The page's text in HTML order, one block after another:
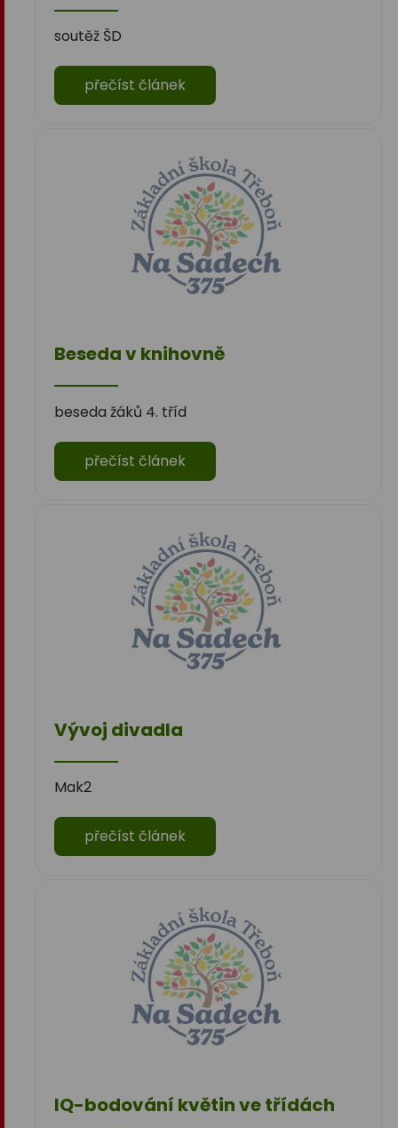
soutěž ŠD
přečíst článek
Beseda v knihovně
beseda žáků 4. tříd
přečíst článek
Vývoj divadla
Mak2
přečíst článek
IQ-bodování květin ve třídách